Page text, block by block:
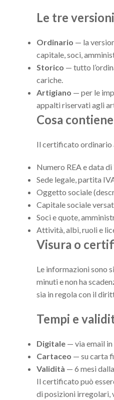
Le tre versioni
Ordinario — la
capitale, soci,
Storico — tutto
cariche.
Artigiano — per le
appalti riservati agli
Cosa contiene
Il certificato ordinario
Numero REA e data
Sede legale, partita
Oggetto sociale
Capitale sociale
Soci e quote,
Attività, albi, ruoli e
Visura o
Le informazioni sono
minuti e non ha
sia in regola con il
Tempi e
Digitale — via email in
Cartaceo — su carta
Validità — 6 mesi
Il certificato può
di posizioni irregolari,